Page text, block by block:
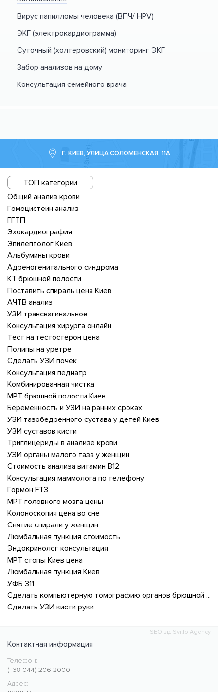
Вирус папилломы человека (ВПЧ/ HPV)
ЭКГ (электрокардиограмма)
Суточный (холтеровский) мониторинг ЭКГ
Забор анализов на дому
Консультация семейного врача
Г. КИЕВ, УЛИЦА СОЛОМЕНСКАЯ, 11А
ТОП категории
Общий анализ крови
Гомоцистеин анализ
ГГТП
Эхокардиография
Эпилептолог Киев
Альбумины крови
Адреногенитального синдрома
КТ брюшной полости
Поставить спираль цена Киев
АЧТВ анализ
УЗИ трансвагинальное
Консультация хирурга онлайн
Тест на тестостерон цена
Полипы на уретре
Сделать УЗИ почек
Консультация педиатр
Комбинированная чистка
МРТ брюшной полости Киев
Беременность и УЗИ на ранних сроках
УЗИ тазобедренного сустава у детей Киев
УЗИ суставов кисти
Триглицериды в анализе крови
УЗИ органы малого таза у женщин
Стоимость анализа витамин В12
Консультация маммолога по телефону
Гормон FT3
МРТ головного мозга цены
Колоноскопия цена во сне
Снятие спирали у женщин
Люмбальная пункция стоимость
Эндокринолог консультация
МРТ стопы Киев цена
Люмбальная пункция Киев
УФБ 311
Сделать компьютерную томографию органов брюшной полости
Сделать УЗИ кисти руки
SEO від Svitlo Agency
Контактная информация
Медицинский центр CMC MED
https://cmcmed.clinic
Телефон:
(+38 044) 206 2000
Адрес: